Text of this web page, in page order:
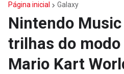
Página inicial Galaxy
Nintendo
trilhas do
Mario Kart